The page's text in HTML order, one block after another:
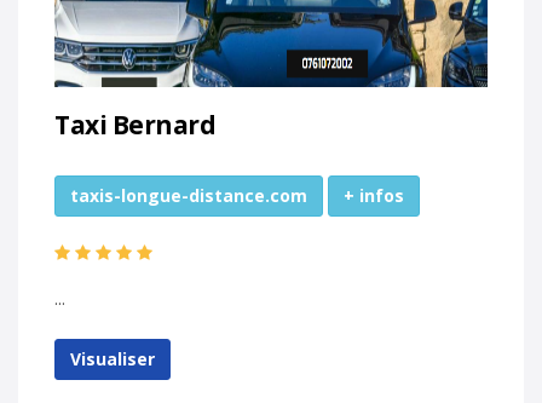
Taxi Bernard
taxis-longue-distance.com + infos
...
Visualiser